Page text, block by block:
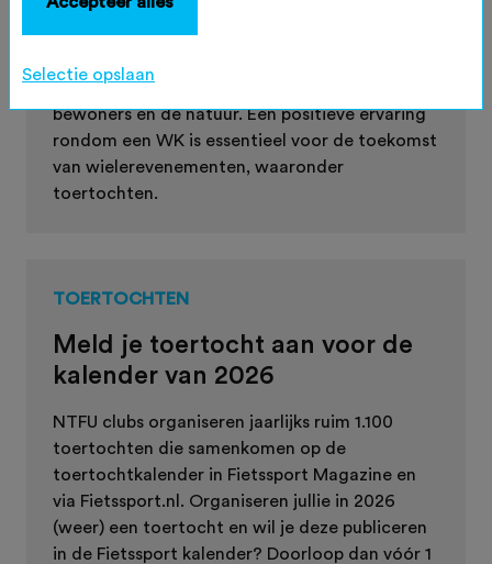
In aanloop naar het WK Gravel komt oud-prof
gravelbikers oproept tot respect voor
bewoners en de natuur. Een positieve ervaring
rondom een WK is essentieel voor de toekomst
van wielerevenementen, waaronder
toertochten.
TOERTOCHTEN
Meld je toertocht aan voor de
kalender van 2026
NTFU clubs organiseren jaarlijks ruim 1.100
toertochten die samenkomen op de
toertochtkalender in Fietssport Magazine en
via Fietssport.nl. Organiseren jullie in 2026
(weer) een toertocht en wil je deze publiceren
in de Fietssport kalender? Doorloop dan vóór 1
Selectie opslaan